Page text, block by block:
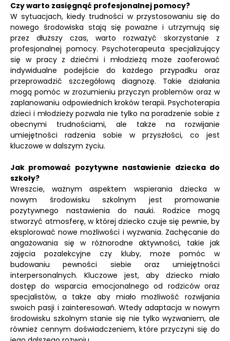
Czy warto zasięgnąć profesjonalnej pomocy?
W sytuacjach, kiedy trudności w przystosowaniu się do
nowego środowiska stają się poważne i utrzymują się
przez dłuższy czas, warto rozważyć skorzystanie z
profesjonalnej pomocy. Psychoterapeuta specjalizujący
się w pracy z dziećmi i młodzieżą może zaoferować
indywidualne podejście do każdego przypadku oraz
przeprowadzić szczegółową diagnozę. Takie działania
mogą pomóc w zrozumieniu przyczyn problemów oraz w
zaplanowaniu odpowiednich kroków terapii. Psychoterapia
dzieci i młodzieży pozwala nie tylko na poradzenie sobie z
obecnymi trudnościami, ale także na rozwijanie
umiejętności radzenia sobie w przyszłości, co jest
kluczowe w dalszym życiu.
Jak promować pozytywne nastawienie dziecka do
szkoły?
Wreszcie, ważnym aspektem wspierania dziecka w
nowym środowisku szkolnym jest promowanie
pozytywnego nastawienia do nauki. Rodzice mogą
stworzyć atmosferę, w której dziecko czuje się pewnie, by
eksplorować nowe możliwości i wyzwania. Zachęcanie do
angażowania się w różnorodne aktywności, takie jak
zajęcia pozalekcyjne czy kluby, może pomóc w
budowaniu pewności siebie oraz umiejętności
interpersonalnych. Kluczowe jest, aby dziecko miało
dostęp do wsparcia emocjonalnego od rodziców oraz
specjalistów, a także aby miało możliwość rozwijania
swoich pasji i zainteresowań. Wtedy adaptacja w nowym
środowisku szkolnym stanie się nie tylko wyzwaniem, ale
również cennym doświadczeniem, które przyczyni się do